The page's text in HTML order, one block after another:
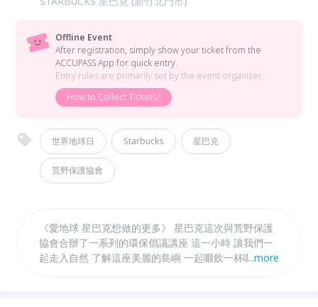
Offline Event
After registration, simply show your ticket from the
ACCUPASS App for quick entry.
Entry rules are primarily set by the event organizer.
How to Collect Tickets?
世界地球日 Starbucks 星巴克
荒野保護協會
《愛地球 星巴克想做的更多》 星巴克這次與荒野保護
協會合辦了一系列的環保倡議講座 這一小時 讓我們一
起走入自然 了解這座美麗的島嶼 一起啜飲一杯咖啡 跟
...more